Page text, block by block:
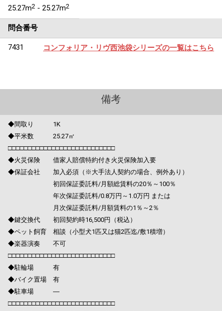
25.27m2 - 25.27m2
問合番号
7431 コンフォリア・リヴ西池袋シリーズの一覧はこちら
備考
◆間取り 1K
◆平米数 25.27㎡
□□□□□□□□□□□□□□□□□□□□□□□□□□□
◆火災保険 借家人賠償特約付き火災保険加入要
◆保証会社 加入必須（※大手法人契約の場合、例外あり）
初回保証委託料/月額総賃料の20％～100％
年次保証委託料/0.8万円～1.0万円 または
月次保証委託料/月額賃料の1％～2％
◆鍵交換代 初回契約時16,500円（税込）
◆ペット飼育 相談（小型犬1匹又は猫2匹迄/敷1積増）
◆楽器演奏 不可
□□□□□□□□□□□□□□□□□□□□□□□□□□□
◆駐輪場 有
◆バイク置場 有
◆駐車場 ―
□□□□□□□□□□□□□□□□□□□□□□□□□□□